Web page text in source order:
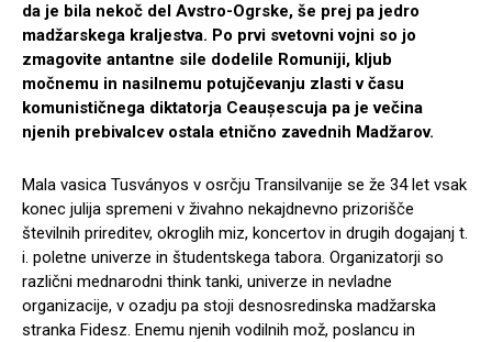
da je bila nekoč del Avstro-Ogrske, še prej pa jedro
madžarskega kraljestva. Po prvi svetovni vojni so jo
zmagovite antantne sile dodelile Romuniji, kljub
močnemu in nasilnemu potujčevanju zlasti v času
komunističnega diktatorja Ceaușescuja pa je večina
njenih prebivalcev ostala etnično zavednih Madžarov.
Mala vasica Tusványos v osrčju Transilvanije se že 34 let vsak
konec julija spremeni v živahno nekajdnevno prizorišče
številnih prireditev, okroglih miz, koncertov in drugih dogajanj t.
i. poletne univerze in študentskega tabora. Organizatorji so
različni mednarodni think tanki, univerze in nevladne
organizacije, v ozadju pa stoji desnosredinska madžarska
stranka Fidesz. Enemu njenih vodilnih mož, poslancu in